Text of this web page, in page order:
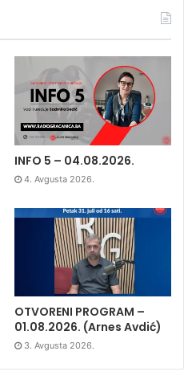
INFO 5 – 04.08.2026.
4. Avgusta 2026.
OTVORENI PROGRAM –
01.08.2026. (Arnes Avdić)
3. Avgusta 2026.